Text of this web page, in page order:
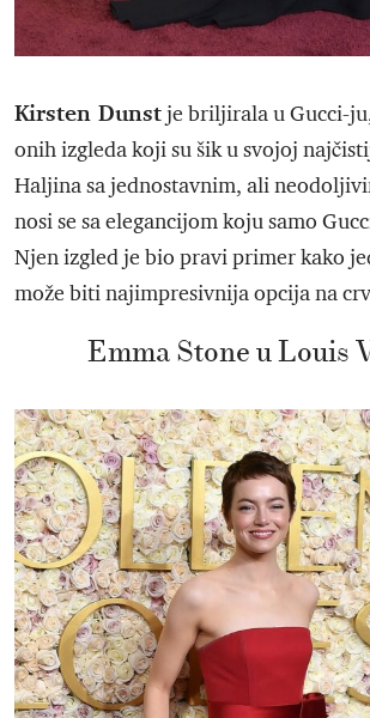
Kirsten Dunstje briljirala u Gucci-
onih izgleda koji su šik u svojoj
Haljina sa jednostavnim, ali
nosi se sa elegancijom koju samo
Njen izgled je bio pravi primer kako
može biti najimpresivnija opcija na
Emma Stone u Louis